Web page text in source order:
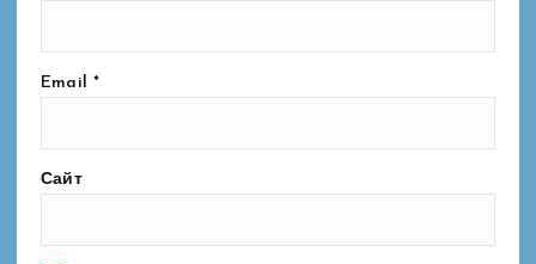
Email *
Сайт